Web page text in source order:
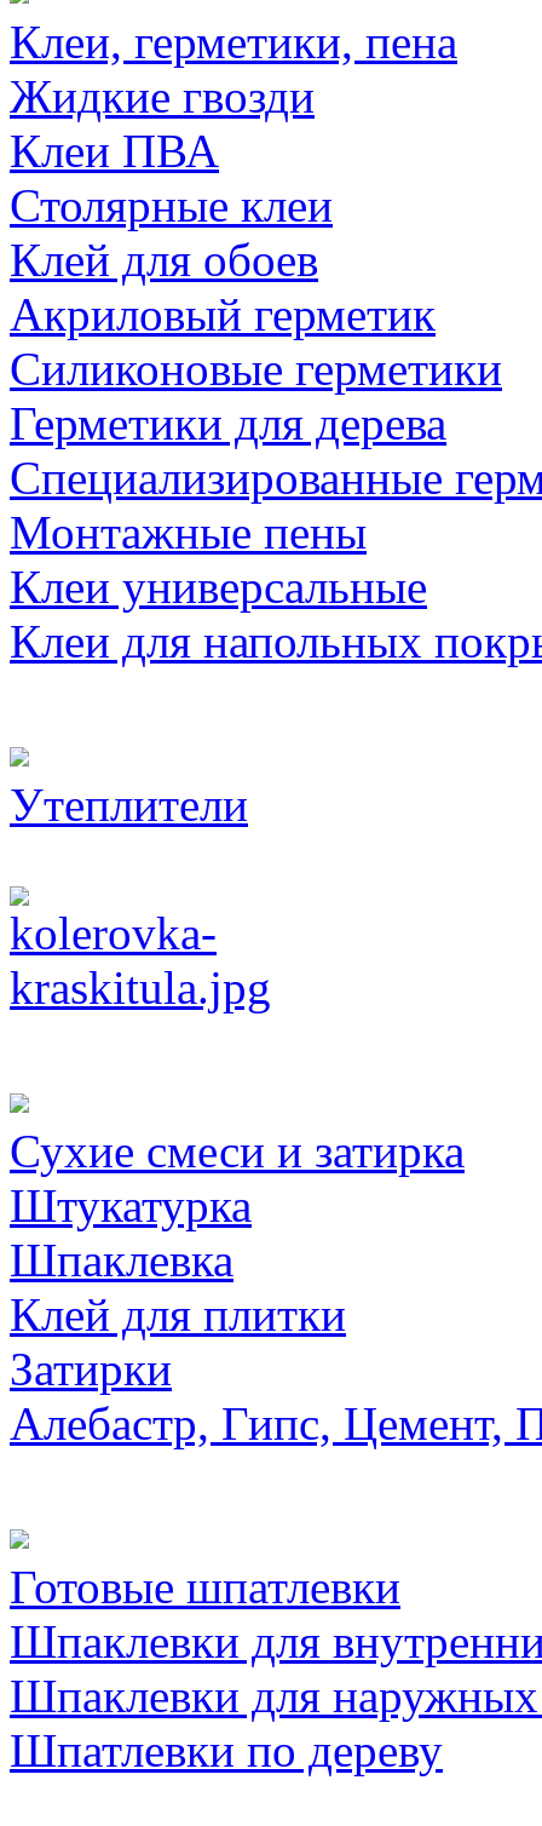
Клеи, герметики, пена
Жидкие гвозди
Клеи ПВА
Столярные клеи
Клей для обоев
Акриловый герметик
Силиконовые герметики
Герметики для дерева
Специализированные
Монтажные пены
Клеи универсальные
Клеи для напольных
Утеплители
Сухие смеси и затирка
Штукатурка
Шпаклевка
Клей для плитки
Затирки
Алебастр, Гипс, Цемент,
Готовые шпатлевки
Шпаклевки для
Шпаклевки для наружных
Шпатлевки по дереву